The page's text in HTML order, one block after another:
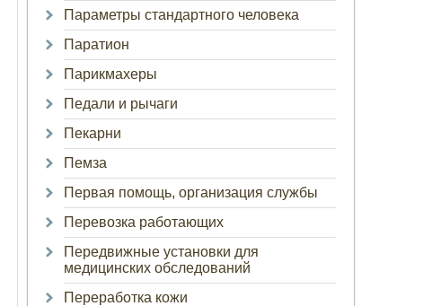
Параметры стандартного человека
Паратион
Парикмахеры
Педали и рычаги
Пекарни
Пемза
Первая помощь, организация службы
Перевозка работающих
Передвижные установки для
медицинских обследований
Переработка кожи